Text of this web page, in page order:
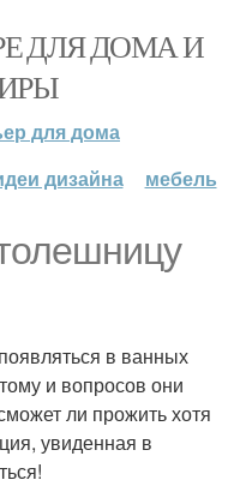
ДЛЯ ДОМА И
для дома
дизайна мебель
в ванных
и вопросов они
ли прожить хотя
увиденная в